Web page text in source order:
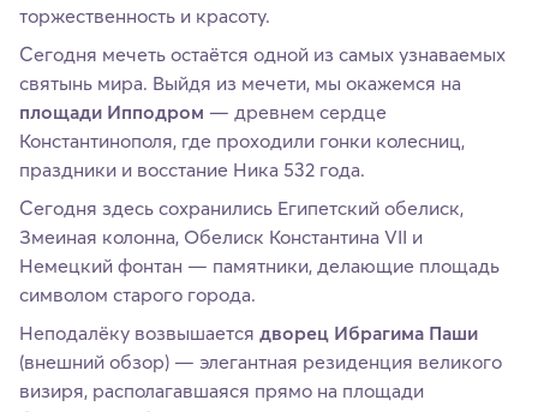
торжественность и красоту.
Сегодня мечеть остаётся одной из самых узнаваемых
святынь мира. Выйдя из мечети, мы окажемся на
площади Ипподром — древнем сердце
Константинополя, где проходили гонки колесниц,
праздники и восстание Ника 532 года.
Сегодня здесь сохранились Египетский обелиск,
Змеиная колонна, Обелиск Константина VII и
Немецкий фонтан — памятники, делающие площадь
символом старого города.
Неподалёку возвышается дворец Ибрагима Паши
(внешний обзор) — элегантная резиденция великого
визиря, располагавшаяся прямо на площади